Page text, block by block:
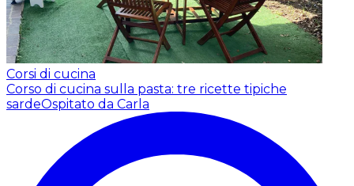
Corsi di cucina
Corso di cucina sulla pasta: tre ricette tipiche
sardeOspitato da Carla